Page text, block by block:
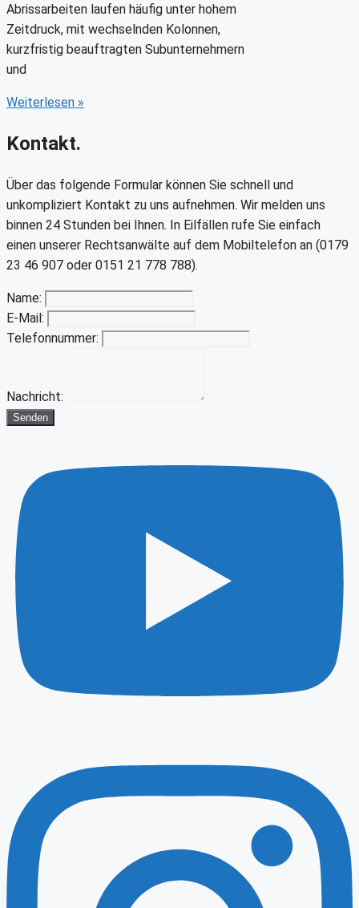
Abrissarbeiten laufen häufig unter hohem
Zeitdruck, mit wechselnden Kolonnen,
kurzfristig beauftragten Subunternehmern
und
Weiterlesen »
Kontakt.
Über das folgende Formular können Sie schnell und
unkompliziert Kontakt zu uns aufnehmen. Wir melden uns
binnen 24 Stunden bei Ihnen. In Eilfällen rufe Sie einfach
einen unserer Rechtsanwälte auf dem Mobiltelefon an (0179
23 46 907 oder 0151 21 778 788).
Name:
E-Mail:
Telefonnummer:
Nachricht:
Senden